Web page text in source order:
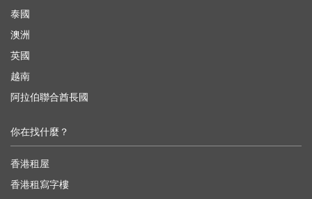
泰國
澳洲
英國
越南
阿拉伯聯合酋長國
你在找什麼？
香港租屋
香港租寫字樓